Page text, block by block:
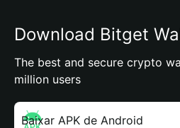
Download Bitget
The best and secure crypto
million users
Baixar APK de Android